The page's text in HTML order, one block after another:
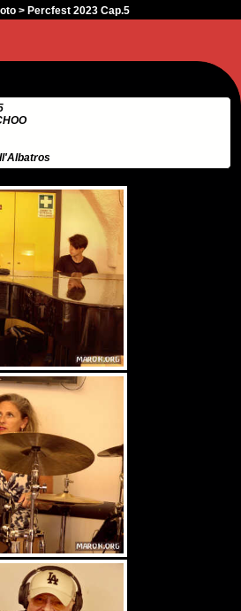
> Percfest 2023 Cap.5